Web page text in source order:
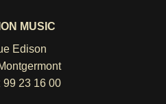
MUSIC
Edison
99 23 16 00